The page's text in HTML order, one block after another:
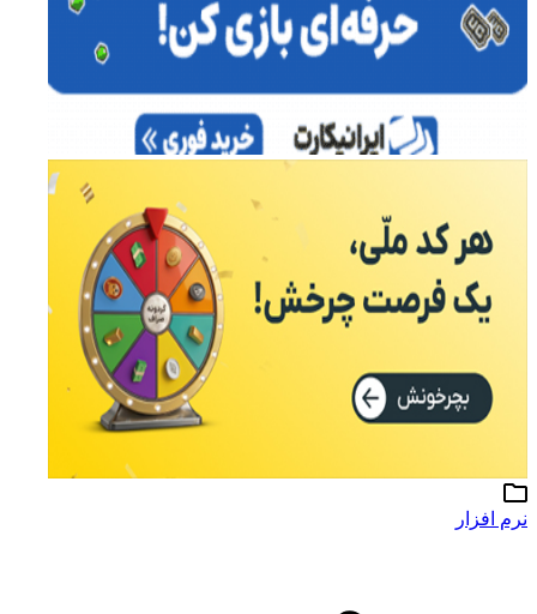
نرم افزار